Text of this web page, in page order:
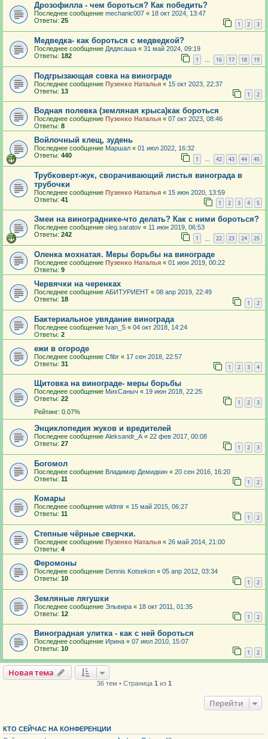
Дрозофилла - чем бороться? Как победить?
Последнее сообщение mechanic007 « 18 окт 2024, 13:47
Ответы: 25 1 2 3
Медведка- как бороться с медведкой?
Последнее сообщение Дядясаша « 31 май 2024, 09:19
Ответы: 182 1 16 17 18 19
Подгрызающая совка на винограде
Последнее сообщение Пузенко Наталья « 15 окт 2023, 22:37
Ответы: 13 1 2
Водная полевка (земляная крыса)как бороться
Последнее сообщение Пузенко Наталья « 07 окт 2023, 08:46
Ответы: 8
Войлочный клещ, зудень
Последнее сообщение Маршал « 01 июл 2022, 16:32
Ответы: 440 1 … 42 43 44 45
Трубковерт-жук, сворачивающий листья винограда в
трубочки
Последнее сообщение Пузенко Наталья « 15 июн 2020, 13:59
Ответы: 41 1 2 3 4 5
Змеи на винограднике-что делать? Как с ними бороться?
Последнее сообщение oleg.saratov « 11 июн 2019, 06:53
Ответы: 242 1 22 23 24 25
Оленка мохнатая. Меры борьбы на винограде
Последнее сообщение Пузенко Наталья « 01 июн 2019, 00:22
Ответы: 9
Червячки на черенках
Последнее сообщение АБИТУРИЕНТ « 08 апр 2019, 22:49
Ответы: 18 1 2
Бактериальное увядание винограда
Последнее сообщение Ivan_S « 04 окт 2018, 14:24
Ответы: 2
ежи в огороде
Последнее сообщение Cfibr « 17 сен 2018, 22:57
Ответы: 31 1 2 3 4
Щитовка на винограде- меры борьбы
Последнее сообщение МихСаныч « 19 июн 2018, 22:25
Ответы: 22 1 2 3
Рейтинг: 0.07%
Энциклопедия жуков и вредителей
Последнее сообщение Aleksandr_A « 22 фев 2017, 00:08
Ответы: 27 1 2 3
Богомол
Последнее сообщение Владимир Демидкин « 20 сен 2016, 16:20
Ответы: 11 1 2
Комары
Последнее сообщение wldmir « 15 май 2015, 06:27
Ответы: 11 1 2
Степные чёрные сверчки.
Последнее сообщение Пузенко Наталья « 26 май 2014, 21:00
Ответы: 4
Феромоны
Последнее сообщение Dennis Kotsekon « 05 апр 2012, 03:34
Ответы: 10 1 2
Земляные лягушки
Последнее сообщение Эльвира « 18 окт 2011, 01:35
Ответы: 12 1 2
Виноградная улитка - как с ней бороться
Последнее сообщение Ирина « 07 июл 2010, 15:07
Ответы: 10 1 2
Новая тема
36 тем • Страница 1 из 1
Перейти
КТО СЕЙЧАС НА КОНФЕРЕНЦИИ